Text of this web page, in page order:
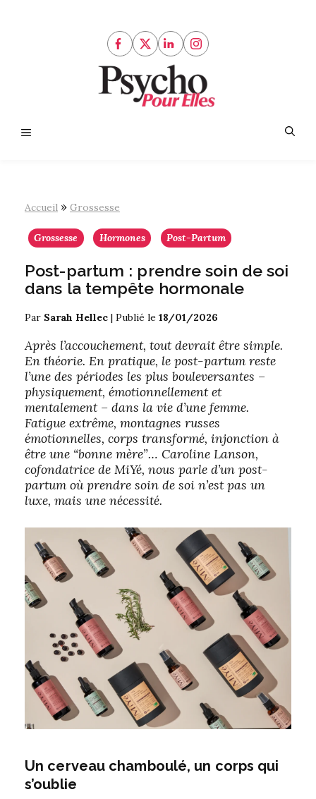
Accueil » Grossesse
Grossesse Hormones Post-Partum
Post-partum : prendre soin de soi
dans la tempête hormonale
Par Sarah Hellec | Publié le 18/01/2026
Après l’accouchement, tout devrait être simple.
En théorie. En pratique, le post-partum reste
l’une des périodes les plus bouleversantes –
physiquement, émotionnellement et
mentalement – dans la vie d’une femme.
Fatigue extrême, montagnes russes
émotionnelles, corps transformé, injonction à
être une “bonne mère”… Caroline Lanson,
cofondatrice de MiYé, nous parle d’un post-
partum où prendre soin de soi n’est pas un
luxe, mais une nécessité.
Un cerveau chamboulé, un corps qui
s’oublie